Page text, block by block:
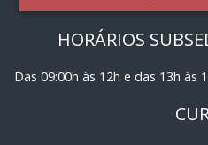
HORÁRIOS
Das 09:00h às 12h e das 13h às